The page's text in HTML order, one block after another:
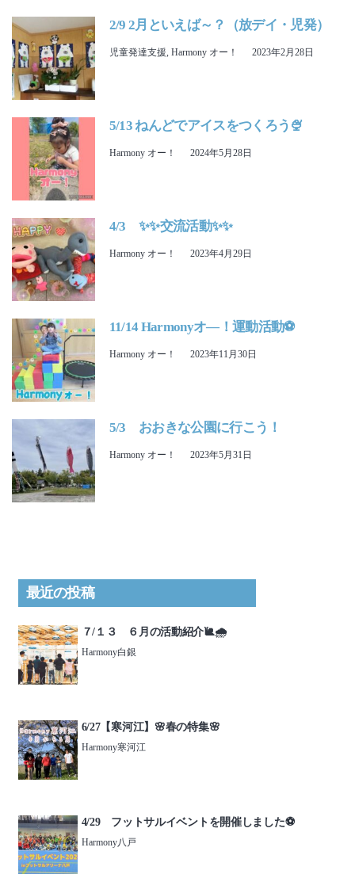
2/9 2月といえば～？（放デイ・児発）
児童発達支援, Harmony オー！ 2023年2月28日
5/13 ねんどでアイスをつくろう🍨
Harmony オー！ 2024年5月28日
4/3 ✨✨交流活動✨✨
Harmony オー！ 2023年4月29日
11/14 Harmonyオ―！運動活動⚽
Harmony オー！ 2023年11月30日
5/3 おおきな公園に行こう！
Harmony オー！ 2023年5月31日
最近の投稿
７/１３ ６月の活動紹介🐌🌧️
Harmony白銀
6/27【寒河江】🌸春の特集🌸
Harmony寒河江
4/29 フットサルイベントを開催しました⚽️
Harmony八戸